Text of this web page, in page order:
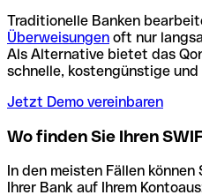
Traditionelle Banken
Überweisungen oft nur
Als Alternative bietet das
schnelle, kostengünstige und
Jetzt Demo vereinbaren
Wo finden Sie Ihren
In den meisten Fällen
Ihrer Bank auf Ihrem